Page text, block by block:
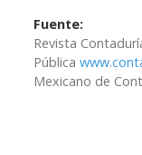
Fuente:
Revista
Pública
Mexicano de